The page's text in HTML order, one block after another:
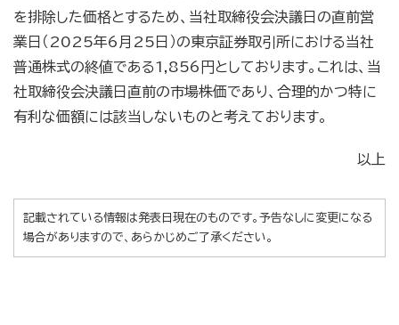
を排除した価格とするため、当社取締役会決議日の直前営
業日（2025年6月25日）の東京証券取引所における当社
普通株式の終値である1,856円としております。これは、当
社取締役会決議日直前の市場株価であり、合理的かつ特に
有利な価額には該当しないものと考えております。
以上
記載されている情報は発表日現在のものです。予告なしに変更になる
場合がありますので、あらかじめご了承ください。